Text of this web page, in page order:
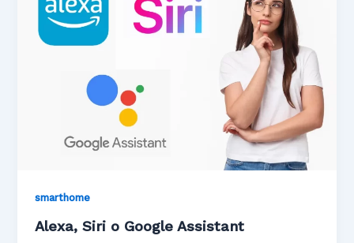
smarthome
Alexa, Siri o Google Assistant